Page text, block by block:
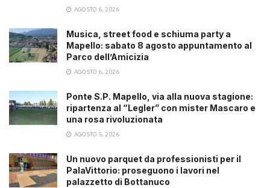
AGOSTO 6, 2026
Musica, street food e schiuma party a
Mapello: sabato 8 agosto appuntamento al
Parco dell’Amicizia
AGOSTO 6, 2026
Ponte S.P. Mapello, via alla nuova stagione:
ripartenza al “Legler” con mister Mascaro e
una rosa rivoluzionata
AGOSTO 5, 2026
Un nuovo parquet da professionisti per il
PalaVittorio: proseguono i lavori nel
palazzetto di Bottanuco